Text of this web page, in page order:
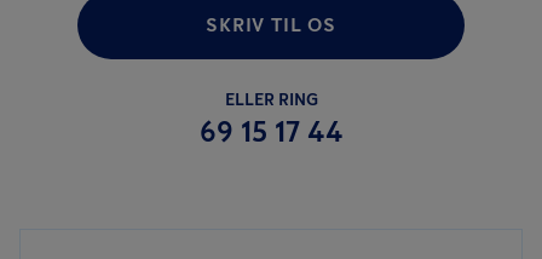
SKRIV TIL OS
ELLER RING
69 15 17 44